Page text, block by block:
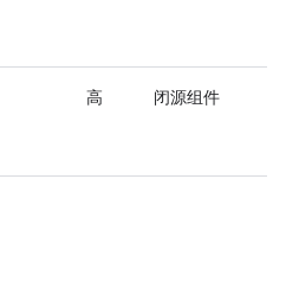
高 闭源组件